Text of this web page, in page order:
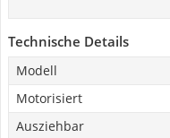
Technische Details
Modell
Motorisiert
Ausziehbar